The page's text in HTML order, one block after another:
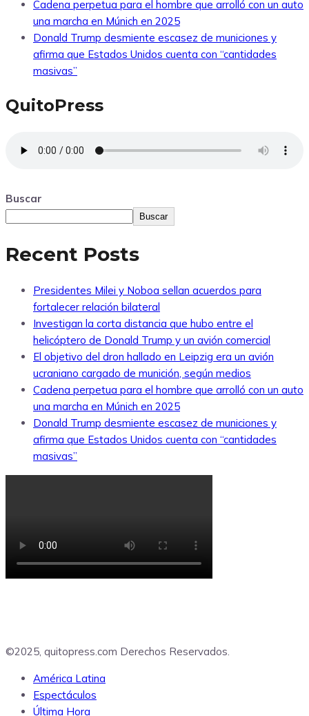
Cadena perpetua para el hombre que arrolló con un auto
una marcha en Múnich en 2025
Donald Trump desmiente escasez de municiones y
afirma que Estados Unidos cuenta con “cantidades
masivas”
QuitoPress
Buscar
Buscar
Recent Posts
Presidentes Milei y Noboa sellan acuerdos para
fortalecer relación bilateral
Investigan la corta distancia que hubo entre el
helicóptero de Donald Trump y un avión comercial
El objetivo del dron hallado en Leipzig era un avión
ucraniano cargado de munición, según medios
Cadena perpetua para el hombre que arrolló con un auto
una marcha en Múnich en 2025
Donald Trump desmiente escasez de municiones y
afirma que Estados Unidos cuenta con “cantidades
masivas”
©2025, quitopress.com Derechos Reservados.
América Latina
Espectáculos
Última Hora